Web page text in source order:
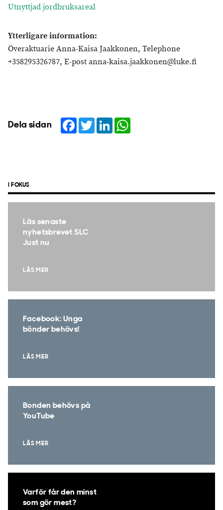
Utnyttjad jordbruksareal
Ytterligare information:
Överaktuarie Anna-Kaisa Jaakkonen, Telephone
+358295326787, E-post anna-kaisa.jaakkonen@luke.fi
Dela sidan Facebook
TwitterLinkedIn
I FOKUS
Läs senaste
nyhetsbrevet SLC
Just nu
LÄS MER
Facebook: Unga
bönder behövs!
LÄS MER
Bonden behövs på
YouTube
LÄS MER
Varför får den minst
som gör mest?